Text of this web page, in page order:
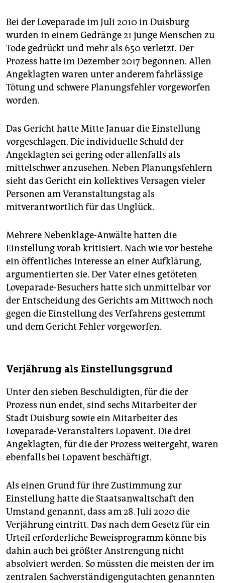
Bei der Loveparade im Juli 2010 in Duisburg
wurden in einem Gedränge 21 junge Menschen zu
Tode gedrückt und mehr als 650 verletzt. Der
Prozess hatte im Dezember 2017 begonnen. Allen
Angeklagten waren unter anderem fahrlässige
Tötung und schwere Planungsfehler vorgeworfen
worden.
Das Gericht hatte Mitte Januar die Einstellung
vorgeschlagen. Die individuelle Schuld der
Angeklagten sei gering oder allenfalls als
mittelschwer anzusehen. Neben Planungsfehlern
sieht das Gericht ein kollektives Versagen vieler
Personen am Veranstaltungstag als
mitverantwortlich für das Unglück.
Mehrere Nebenklage-Anwälte hatten die
Einstellung vorab kritisiert. Nach wie vor bestehe
ein öffentliches Interesse an einer Aufklärung,
argumentierten sie. Der Vater eines getöteten
Loveparade-Besuchers hatte sich unmittelbar vor
der Entscheidung des Gerichts am Mittwoch noch
gegen die Einstellung des Verfahrens gestemmt
und dem Gericht Fehler vorgeworfen.
Verjährung als Einstellungsgrund
Unter den sieben Beschuldigten, für die der
Prozess nun endet, sind sechs Mitarbeiter der
Stadt Duisburg sowie ein Mitarbeiter des
Loveparade-Veranstalters Lopavent. Die drei
Angeklagten, für die der Prozess weitergeht, waren
ebenfalls bei Lopavent beschäftigt.
Als einen Grund für ihre Zustimmung zur
Einstellung hatte die Staatsanwaltschaft den
Umstand genannt, dass am 28. Juli 2020 die
Verjährung eintritt. Das nach dem Gesetz für ein
Urteil erforderliche Beweisprogramm könne bis
dahin auch bei größter Anstrengung nicht
absolviert werden. So müssten die meisten der im
zentralen Sachverständigengutachten genannten